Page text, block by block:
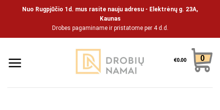
Nuo Rugpjūčio 1d. mus rasite nauju adresu - Elektrėnų g. 23A,
Kaunas
Drobes pagaminame ir pristatome per 4 d.d.
€0.00 0